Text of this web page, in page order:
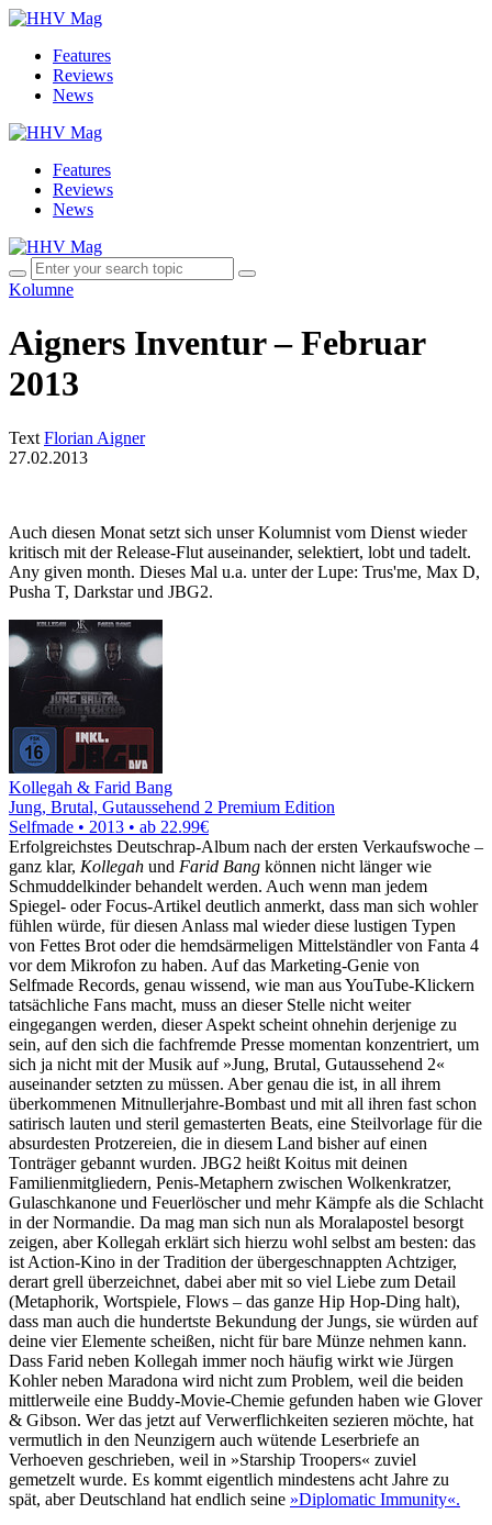
Features
Reviews
News
Features
Reviews
News
Kolumne
Aigners Inventur – Februar
2013
Text Florian Aigner
27.02.2013
Auch diesen Monat setzt sich unser Kolumnist vom Dienst wieder
kritisch mit der Release-Flut auseinander, selektiert, lobt und tadelt.
Any given month. Dieses Mal u.a. unter der Lupe: Trus'me, Max D,
Pusha T, Darkstar und JBG2.
Kollegah & Farid Bang
Jung, Brutal, Gutaussehend 2 Premium Edition
Selfmade • 2013 • ab 22.99€
Erfolgreichstes Deutschrap-Album nach der ersten Verkaufswoche –
ganz klar, Kollegah und Farid Bang können nicht länger wie
Schmuddelkinder behandelt werden. Auch wenn man jedem
Spiegel- oder Focus-Artikel deutlich anmerkt, dass man sich wohler
fühlen würde, für diesen Anlass mal wieder diese lustigen Typen
von Fettes Brot oder die hemdsärmeligen Mittelständler von Fanta 4
vor dem Mikrofon zu haben. Auf das Marketing-Genie von
Selfmade Records, genau wissend, wie man aus YouTube-Klickern
tatsächliche Fans macht, muss an dieser Stelle nicht weiter
eingegangen werden, dieser Aspekt scheint ohnehin derjenige zu
sein, auf den sich die fachfremde Presse momentan konzentriert, um
sich ja nicht mit der Musik auf »Jung, Brutal, Gutaussehend 2«
auseinander setzten zu müssen. Aber genau die ist, in all ihrem
überkommenen Mitnullerjahre-Bombast und mit all ihren fast schon
satirisch lauten und steril gemasterten Beats, eine Steilvorlage für die
absurdesten Protzereien, die in diesem Land bisher auf einen
Tonträger gebannt wurden. JBG2 heißt Koitus mit deinen
Familienmitgliedern, Penis-Metaphern zwischen Wolkenkratzer,
Gulaschkanone und Feuerlöscher und mehr Kämpfe als die Schlacht
in der Normandie. Da mag man sich nun als Moralapostel besorgt
zeigen, aber Kollegah erklärt sich hierzu wohl selbst am besten: das
ist Action-Kino in der Tradition der übergeschnappten Achtziger,
derart grell überzeichnet, dabei aber mit so viel Liebe zum Detail
(Metaphorik, Wortspiele, Flows – das ganze Hip Hop-Ding halt),
dass man auch die hundertste Bekundung der Jungs, sie würden auf
deine vier Elemente scheißen, nicht für bare Münze nehmen kann.
Dass Farid neben Kollegah immer noch häufig wirkt wie Jürgen
Kohler neben Maradona wird nicht zum Problem, weil die beiden
mittlerweile eine Buddy-Movie-Chemie gefunden haben wie Glover
& Gibson. Wer das jetzt auf Verwerflichkeiten sezieren möchte, hat
vermutlich in den Neunzigern auch wütende Leserbriefe an
Verhoeven geschrieben, weil in »Starship Troopers« zuviel
gemetzelt wurde. Es kommt eigentlich mindestens acht Jahre zu
spät, aber Deutschland hat endlich seine »Diplomatic Immunity«.